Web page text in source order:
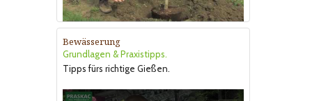
Bewässerung
Grundlagen & Praxistipps.
Tipps fürs richtige Gießen.